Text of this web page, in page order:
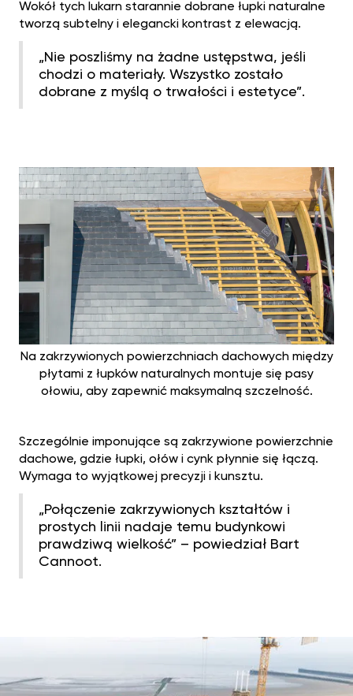
Wokół tych lukarn starannie dobrane łupki naturalne
tworzą subtelny i elegancki kontrast z elewacją.
„Nie poszliśmy na żadne ustępstwa, jeśli
chodzi o materiały. Wszystko zostało
dobrane z myślą o trwałości i estetyce”.
Na zakrzywionych powierzchniach dachowych między
płytami z łupków naturalnych montuje się pasy
ołowiu, aby zapewnić maksymalną szczelność.
Szczególnie imponujące są zakrzywione powierzchnie
dachowe, gdzie łupki, ołów i cynk płynnie się łączą.
Wymaga to wyjątkowej precyzji i kunsztu.
„Połączenie zakrzywionych kształtów i
prostych linii nadaje temu budynkowi
prawdziwą wielkość” – powiedział Bart
Cannoot.